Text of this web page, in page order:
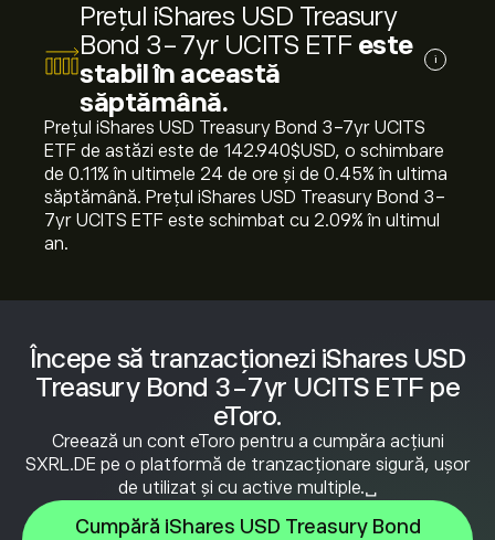
Începe să tranzacționezi iShares USD
Treasury Bond 3-7yr UCITS ETF pe
eToro.
Creează un cont eToro pentru a cumpăra acțiuni
SXRL.DE pe o platformă de tranzacționare sigură, ușor
de utilizat și cu active multiple.␣
Cumpără iShares USD Treasury Bond
Prețul iShares USD Treasury
Bond 3-7yr UCITS ETF este
stabil în această
săptămână.
i
Prețul iShares USD Treasury Bond 3-7yr UCITS
ETF de astăzi este de 142.940‎$‎USD, o schimbare
de ‎0.11‎% în ultimele 24 de ore și de ‎0.45‎% în ultima
săptămână. Prețul iShares USD Treasury Bond 3-
7yr UCITS ETF este schimbat cu ‎2.09‎% în ultimul
an.